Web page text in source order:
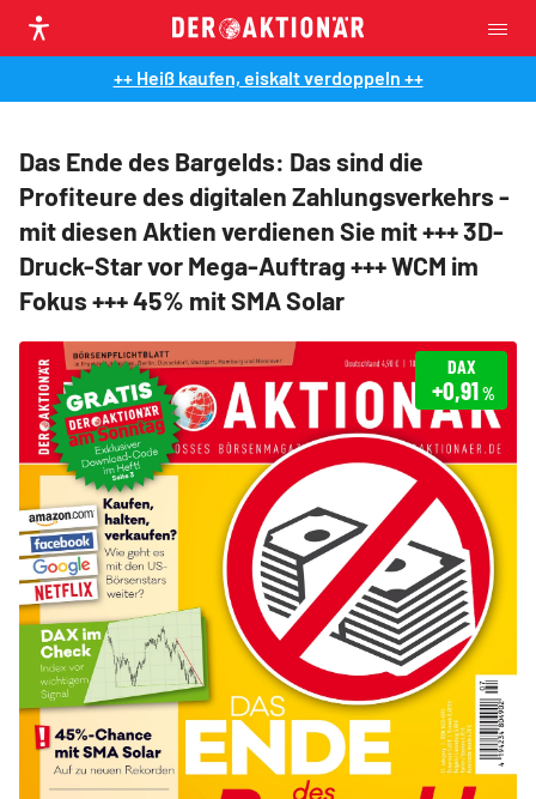
++ Heiß kaufen, eiskalt verdoppeln ++
Das Ende des Bargelds: Das sind die
Profiteure des digitalen Zahlungsverkehrs -
mit diesen Aktien verdienen Sie mit +++ 3D-
Druck-Star vor Mega-Auftrag +++ WCM im
Fokus +++ 45% mit SMA Solar
DAX
+0,91%